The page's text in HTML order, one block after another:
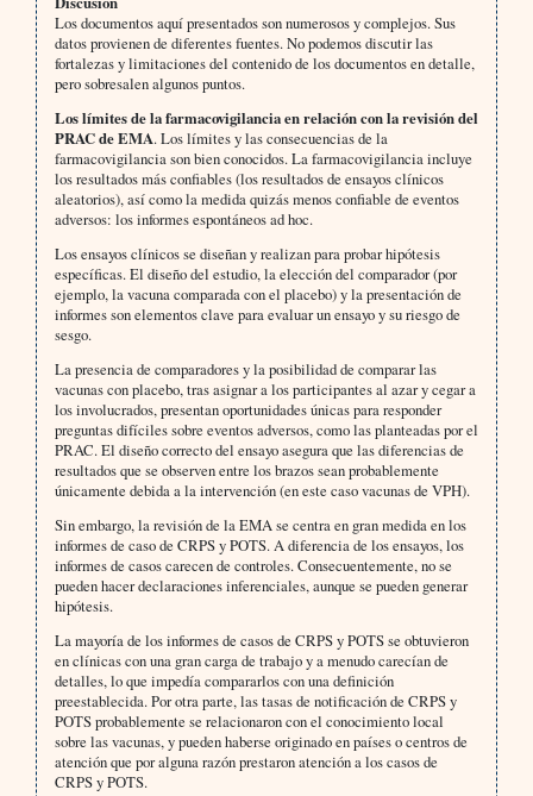
Los documentos aquí presentados son numerosos y complejos. Sus
datos provienen de diferentes fuentes. No podemos discutir las
fortalezas y limitaciones del contenido de los documentos en detalle,
pero sobresalen algunos puntos.
Los límites de la farmacovigilancia en relación con la revisión del
PRAC de EMA. Los límites y las consecuencias de la
farmacovigilancia son bien conocidos. La farmacovigilancia incluye
los resultados más confiables (los resultados de ensayos clínicos
aleatorios), así como la medida quizás menos confiable de eventos
adversos: los informes espontáneos ad hoc.
Los ensayos clínicos se diseñan y realizan para probar hipótesis
específicas. El diseño del estudio, la elección del comparador (por
ejemplo, la vacuna comparada con el placebo) y la presentación de
informes son elementos clave para evaluar un ensayo y su riesgo de
sesgo.
La presencia de comparadores y la posibilidad de comparar las
vacunas con placebo, tras asignar a los participantes al azar y cegar a
los involucrados, presentan oportunidades únicas para responder
preguntas difíciles sobre eventos adversos, como las planteadas por el
PRAC. El diseño correcto del ensayo asegura que las diferencias de
resultados que se observen entre los brazos sean probablemente
únicamente debida a la intervención (en este caso vacunas de VPH).
Sin embargo, la revisión de la EMA se centra en gran medida en los
informes de caso de CRPS y POTS. A diferencia de los ensayos, los
informes de casos carecen de controles. Consecuentemente, no se
pueden hacer declaraciones inferenciales, aunque se pueden generar
hipótesis.
La mayoría de los informes de casos de CRPS y POTS se obtuvieron
en clínicas con una gran carga de trabajo y a menudo carecían de
detalles, lo que impedía compararlos con una definición
preestablecida. Por otra parte, las tasas de notificación de CRPS y
POTS probablemente se relacionaron con el conocimiento local
sobre las vacunas, y pueden haberse originado en países o centros de
atención que por alguna razón prestaron atención a los casos de
CRPS y POTS.